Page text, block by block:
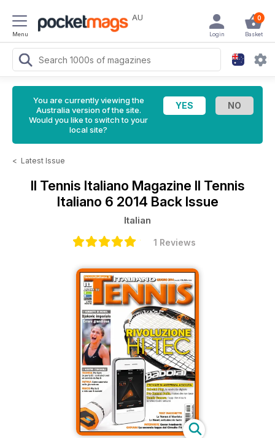
Menu
AU 0
Basket
Login
You are currently viewing the
Australia version of the site.
Would you like to switch to your
local site?
< Latest Issue
Il Tennis Italiano Magazine Il Tennis
Italiano 6 2014 Back Issue
Italian
1 Reviews